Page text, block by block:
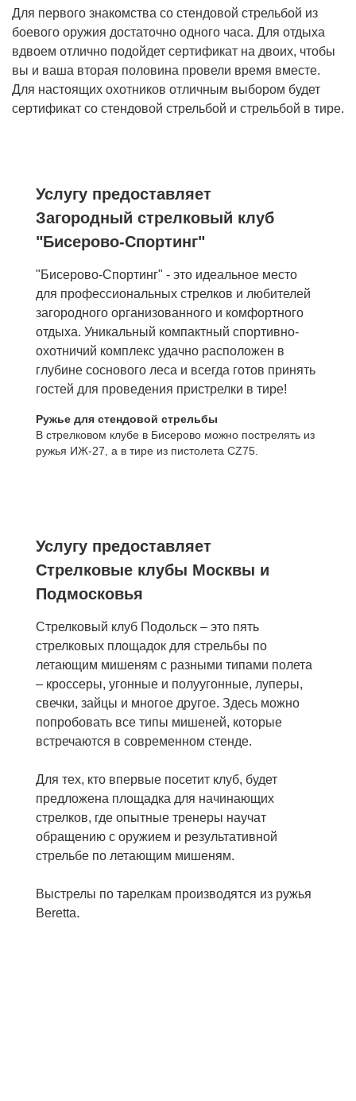
Для первого знакомства со стендовой стрельбой из
боевого оружия достаточно одного часа. Для отдыха
вдвоем отлично подойдет сертификат на двоих, чтобы
вы и ваша вторая половина провели время вместе.
Для настоящих охотников отличным выбором будет
сертификат со стендовой стрельбой и стрельбой в тире.
Услугу предоставляет
Загородный стрелковый клуб
"Бисерово-Спортинг"
"Бисерово-Спортинг" - это идеальное место
для профессиональных стрелков и любителей
загородного организованного и комфортного
отдыха. Уникальный компактный спортивно-
охотничий комплекс удачно расположен в
глубине соснового леса и всегда готов принять
гостей для проведения пристрелки в тире!
Ружье для стендовой стрельбы
В стрелковом клубе в Бисерово можно пострелять из
ружья ИЖ-27, а в тире из пистолета CZ75.
Услугу предоставляет
Стрелковые клубы Москвы и
Подмосковья
Стрелковый клуб Подольск – это пять
стрелковых площадок для стрельбы по
летающим мишеням с разными типами полета
– кроссеры, угонные и полуугонные, луперы,
свечки, зайцы и многое другое. Здесь можно
попробовать все типы мишеней, которые
встречаются в современном стенде.
Для тех, кто впервые посетит клуб, будет
предложена площадка для начинающих
стрелков, где опытные тренеры научат
обращению с оружием и результативной
стрельбе по летающим мишеням.
Выстрелы по тарелкам производятся из ружья
Beretta.